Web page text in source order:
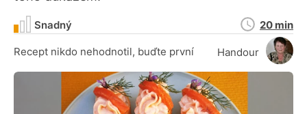
Recept nikdo nehodnotil, buďte první Handour
Snadný
Doba
přípravy
20 min